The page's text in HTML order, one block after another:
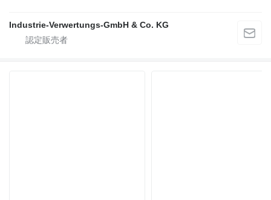
Industrie-Verwertungs-GmbH & Co. KG